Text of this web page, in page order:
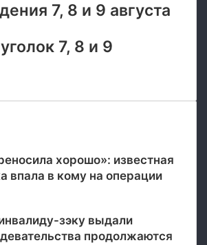
7, 8 и 9 августа
7, 8 и 9
хорошо»: известная
впала в кому на операции
зэку выдали
продолжаются